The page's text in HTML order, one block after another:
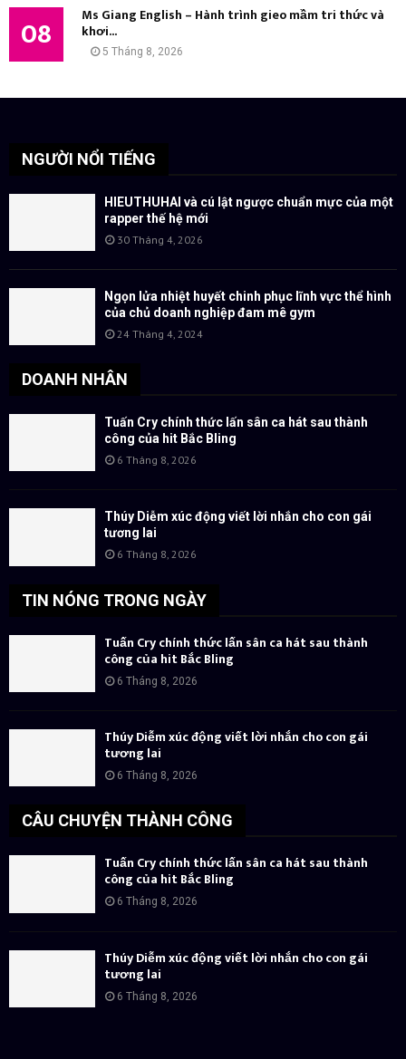
08 Ms Giang English – Hành trình gieo mầm tri thức và
khơi...
5 Tháng 8, 2026
NGƯỜI NỔI TIẾNG
HIEUTHUHAI và cú lật ngược chuẩn mực của một
rapper thế hệ mới
30 Tháng 4, 2026
Ngọn lửa nhiệt huyết chinh phục lĩnh vực thể hình
của chủ doanh nghiệp đam mê gym
24 Tháng 4, 2024
DOANH NHÂN
Tuấn Cry chính thức lấn sân ca hát sau thành
công của hit Bắc Bling
6 Tháng 8, 2026
Thúy Diễm xúc động viết lời nhắn cho con gái
tương lai
6 Tháng 8, 2026
TIN NÓNG TRONG NGÀY
Tuấn Cry chính thức lấn sân ca hát sau thành
công của hit Bắc Bling
6 Tháng 8, 2026
Thúy Diễm xúc động viết lời nhắn cho con gái
tương lai
6 Tháng 8, 2026
CÂU CHUYỆN THÀNH CÔNG
Tuấn Cry chính thức lấn sân ca hát sau thành
công của hit Bắc Bling
6 Tháng 8, 2026
Thúy Diễm xúc động viết lời nhắn cho con gái
tương lai
6 Tháng 8, 2026